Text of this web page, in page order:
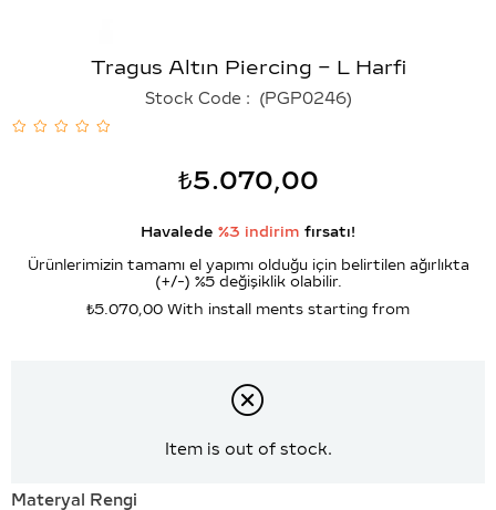
Tragus Altın Piercing – L Harfi
Stock Code (PGP0246)
₺5.070,00
Havalede %3 indirim fırsatı!
Ürünlerimizin tamamı el yapımı olduğu için belirtilen ağırlıkta
(+/-) %5 değişiklik olabilir.
₺5.070,00 With install ments starting from
Item is out of stock.
Materyal Rengi